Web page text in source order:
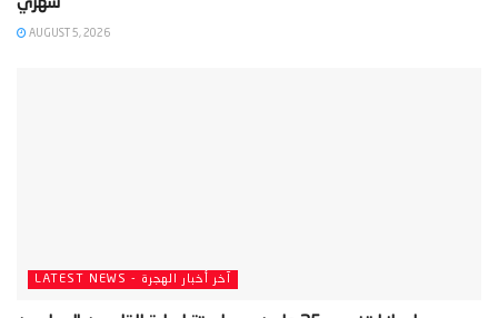
AUGUST 5, 2026
LATEST NEWS - آخر أخبار الهجرة